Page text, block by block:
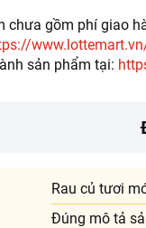
chưa gồm phí giao
sản phẩm tại:
Rau củ tươi
Đúng mô tả